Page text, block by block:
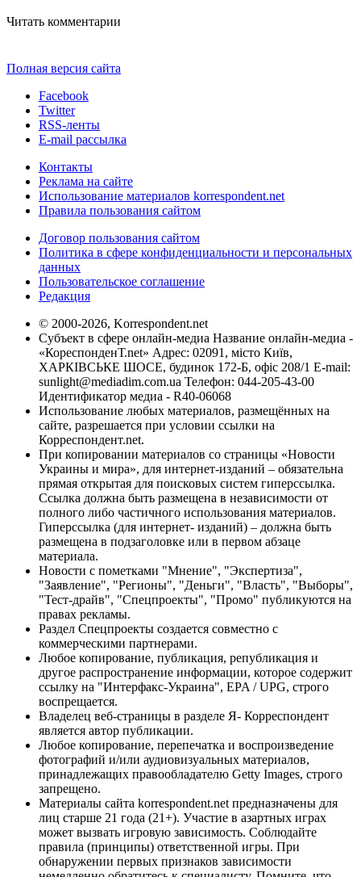
Читать комментарии
Полная версия сайта
Facebook
Twitter
RSS-ленты
E-mail рассылка
Контакты
Реклама на сайте
Использование материалов korrespondent.net
Правила пользования сайтом
Договор пользования сайтом
Политика в сфере конфиденциальности и персональных
данных
Пользовательское соглашение
Редакция
© 2000-2026, Korrespondent.net
Субъект в сфере онлайн-медиа Название онлайн-медиа -
«КореспонденТ.net» Адрес: 02091, місто Київ,
ХАРКІВСЬКЕ ШОСЕ, будинок 172-Б, офіс 208/1 E-mail:
sunlight@mediadim.com.ua Телефон: 044-205-43-00
Идентификатор медиа - R40-06068
Использование любых материалов, размещённых на
сайте, разрешается при условии ссылки на
Корреспондент.net.
При копировании материалов со страницы «Новости
Украины и мира», для интернет-изданий – обязательна
прямая открытая для поисковых систем гиперссылка.
Ссылка должна быть размещена в независимости от
полного либо частичного использования материалов.
Гиперссылка (для интернет- изданий) – должна быть
размещена в подзаголовке или в первом абзаце
материала.
Новости с пометками "Мнение", "Экспертиза",
"Заявление", "Регионы", "Деньги", "Власть", "Выборы",
"Тест-драйв", "Спецпроекты", "Промо" публикуются на
правах рекламы.
Раздел Спецпроекты создается совместно с
коммерческими партнерами.
Любое копирование, публикация, републикация и
другое распространение информации, которое содержит
ссылку на "Интерфакс-Украина", EPA / UPG, строго
воспрещается.
Владелец веб-страницы в разделе Я- Корреспондент
является автор публикации.
Любое копирование, перепечатка и воспроизведение
фотографий и/или аудиовизуальных материалов,
принадлежащих правообладателю Getty Images, строго
запрещено.
Материалы сайта korrespondent.net предназначены для
лиц старше 21 года (21+). Участие в азартных играх
может вызвать игровую зависимость. Соблюдайте
правила (принципы) ответственной игры. При
обнаружении первых признаков зависимости